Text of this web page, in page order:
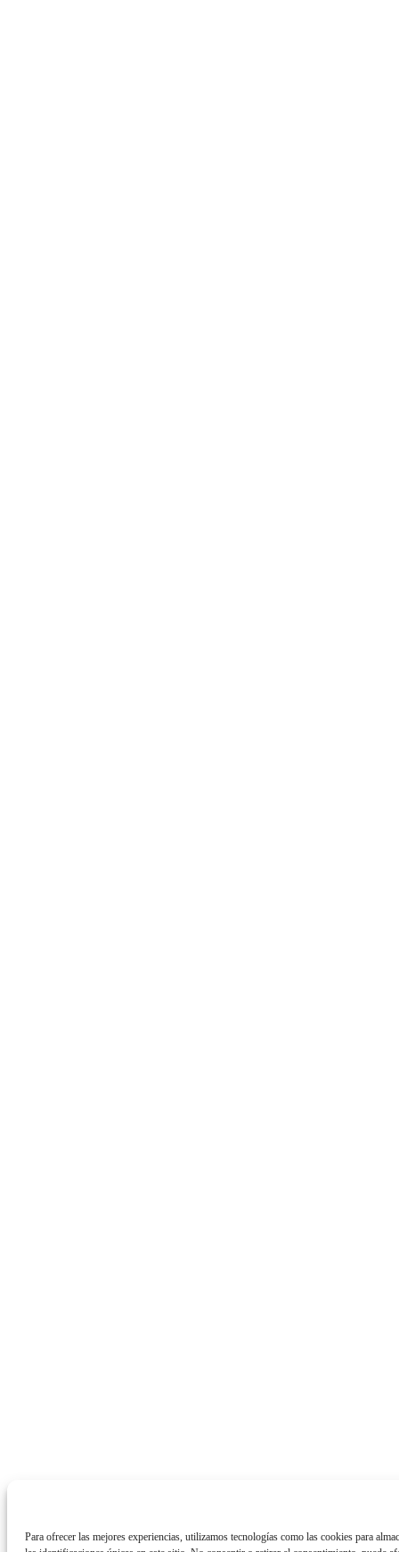
Para ofrecer las mejores experiencias, utilizamos tecnologías como las cookies para